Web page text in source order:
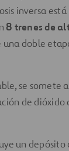
inversa está
8 trenes de
una doble
se somete
de dióxido
un depósito